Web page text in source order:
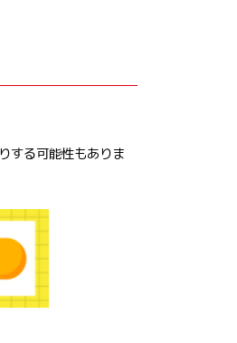
する可能性もありま